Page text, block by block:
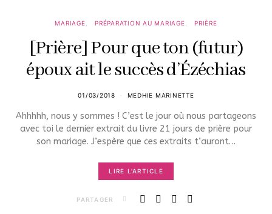
MARIAGE PRÉPARATION AU MARIAGE PRIÈRE
[Prière] Pour que ton (futur)
époux ait le succès d’Ézéchias
01/03/2018 MEDHIE MARINETTE
Ahhhhh, nous y sommes ! C’est le jour où nous partageons
avec toi le dernier extrait du livre 21 jours de prière pour
son mariage. J’espère que ces extraits t’auront…
LIRE L'ARTICLE
PARTAGER